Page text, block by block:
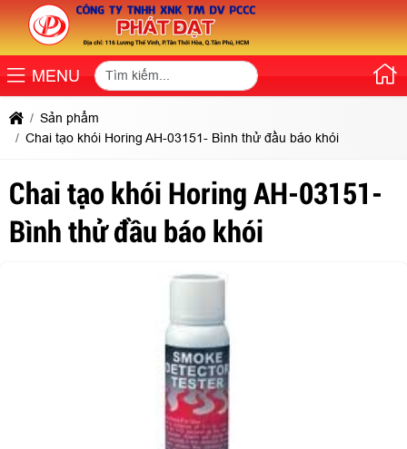
MENU
Sản phẩm
Chai tạo khói Horing AH-03151- Bình thử đầu báo khói
Chai tạo khói Horing AH-03151-
Bình thử đầu báo khói